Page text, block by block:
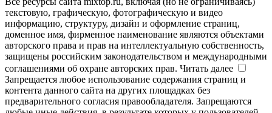
текстовую, графическую, фотографическую и видео
информацию, структуру, дизайн и оформление страниц,
доменное имя, фирменное наименование являются объектами
авторского права и прав на интеллектуальную собственность,
защищены российским законодательством и международными
соглашениями об охране авторских прав. Читать далее
Запрещается любое использование содержания страниц и
контента данного сайта на других площадках без
предварительного согласия правообладателя. Запрещаются